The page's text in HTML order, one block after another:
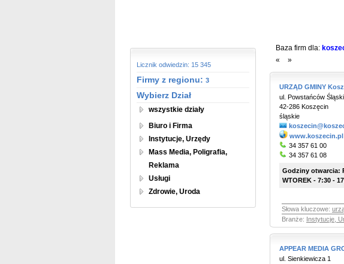
Licznik odwiedzin: 15 345
Firmy z regionu: 3
Wybierz Dział
wszystkie działy
Biuro i Firma
Instytucje, Urzędy
Mass Media, Poligrafia,
Reklama
Usługi
Zdrowie, Uroda
Baza firm dla:
«
»
URZĄD GMINY
ul. Powstańców
42-286 Koszęcin
śląskie
www.koszecin.pl
34 357 61 00
34 357 61 08
Godziny otwarcia:
WTOREK - 7:30 -
Słowa kluczowe:
Branże: Instytucje,
APPEAR MEDIA
ul. Sienkiewicza 1